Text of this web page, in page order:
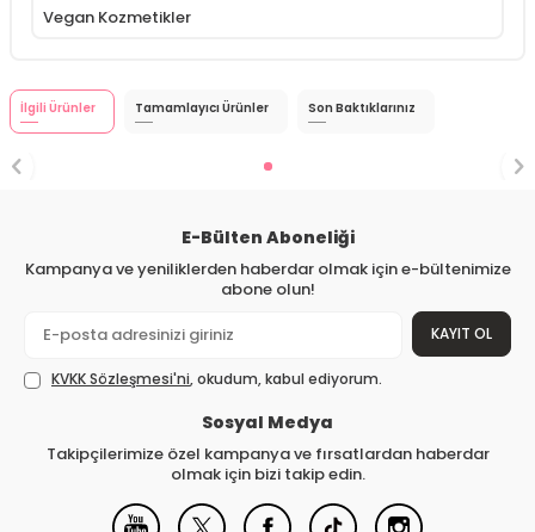
Vegan Kozmetikler
İlgili Ürünler Tamamlayıcı Ürünler Son Baktıklarınız
E-Bülten Aboneliği
Kampanya ve yeniliklerden haberdar olmak için e-bültenimize
abone olun!
KAYIT OL
KVKK Sözleşmesi'ni, okudum, kabul ediyorum.
Sosyal Medya
Takipçilerimize özel kampanya ve fırsatlardan haberdar
olmak için bizi takip edin.